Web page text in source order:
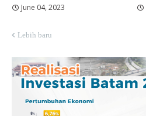
June 04, 2023
Lebih baru